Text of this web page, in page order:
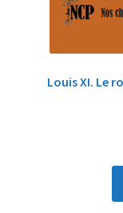
Louis XI. Le